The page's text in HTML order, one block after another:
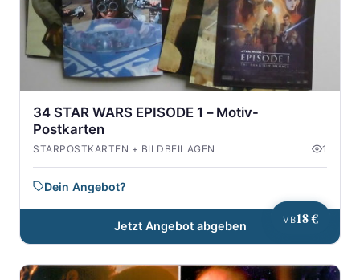
VB18 €
34 STAR WARS EPISODE 1 – Motiv-
Postkarten
STARPOSTKARTEN + BILDBEILAGEN 1
Dein Angebot?
Jetzt Angebot abgeben